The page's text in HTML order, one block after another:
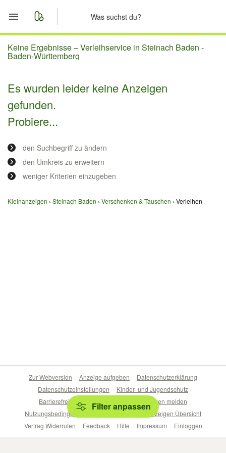
Start
Merkliste
Nachrichten
Anzeige aufgeben
Keine Ergebnisse –Verleihservice in Steinach Baden -
Baden-Württemberg
Es wurden leider keine Anzeigen
gefunden.
Probiere...
den Suchbegriff zu ändern
den Umkreis zu erweitern
weniger Kriterien einzugeben
Kleinanzeigen Steinach Baden Verschenken & Tauschen Verleihen
Filter anpassen
Zur Webversion Anzeige aufgeben
Datenschutzerklärung
Datenschutzeinstellungen
Kinder- und Jugendschutz
Barrierefreiheitserklärung
Sicherheitslücken melden
Nutzungsbedingungen
Beliebte Suchen
Anzeigen Übersicht
Vertrag Widerrufen
Feedback Hilfe Impressum Einloggen